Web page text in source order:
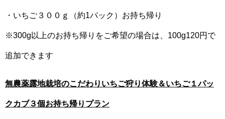
・いちご３００ｇ（約1パック）お持ち帰り
※300g以上のお持ち帰りをご希望の場合は、100g120円で
追加できます
無農薬露地栽培のこだわりいちご狩り体験＆いちご１パッ
クカブ３個お持ち帰りプラン